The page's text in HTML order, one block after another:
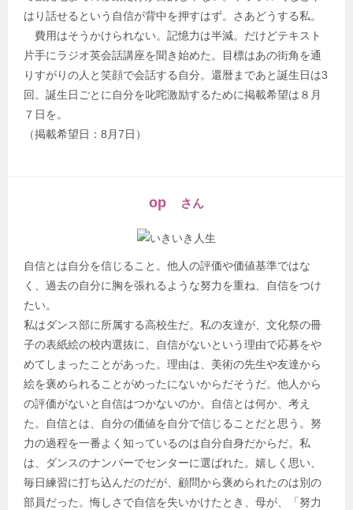
はり話せるという自信が背中を押すはず。さあどうする私。
費用はそうかけられない。記憶力は半減。だけどテキスト
片手にラジオ英会話講座を聞き始めた。目標はあの街角を通
りすがりの人と笑顔で会話する自分。還暦まであと誕生日は3
回。誕生日ごとに自分を叱咤激励するために掲載希望は８月
７日を。
（掲載希望日：8月7日）
op さん
自信とは自分を信じること。他人の評価や価値基準ではな
く、過去の自分に胸を張れるような努力を重ね、自信をつけ
たい。
私はダンス部に所属する高校生だ。私の友達が、文化祭の冊
子の表紙絵の校内選抜に、自信がないという理由で応募をや
めてしまったことがあった。理由は、美術の先生や友達から
絵を褒められることがめったにないからだそうだ。他人から
の評価がないと自信はつかないのか。自信とは何か、考え
た。自信とは、自分の価値を自分で信じることだと思う。努
力の過程を一番よく知っているのは自分自身だからだ。私
は、ダンスのナンバーでセンターに選ばれた。嬉しく思い、
毎日練習に打ち込んだのだが、顧問から褒められたのは別の
部員だった。悔しさで自信を失いかけたとき、母が、「努力